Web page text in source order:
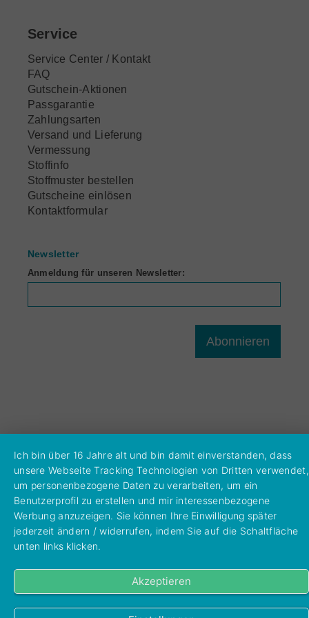
Service
Service Center / Kontakt
FAQ
Gutschein-Aktionen
Passgarantie
Zahlungsarten
Versand und Lieferung
Vermessung
Stoffinfo
Stoffmuster bestellen
Gutscheine einlösen
Kontaktformular
Newsletter
Anmeldung für unseren Newsletter:
Abonnieren
Ich bin über 16 Jahre alt und bin damit einverstanden, dass
unsere Webseite Tracking Technologien von Dritten verwendet,
um personenbezogene Daten zu verarbeiten, um ein
Benutzerprofil zu erstellen und mir interessenbezogene
Werbung anzuzeigen. Sie können Ihre Einwilligung später
jederzeit ändern / widerrufen, indem Sie auf die Schaltfläche
unten links klicken.
Akzeptieren